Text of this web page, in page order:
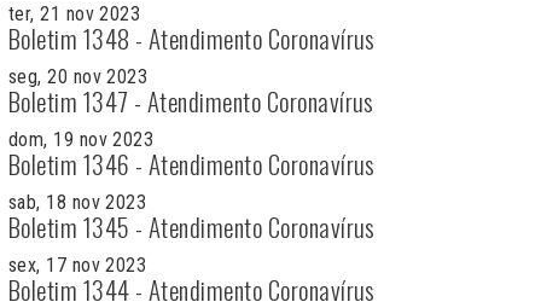
ter, 21 nov 2023
Boletim 1348 - Atendimento Coronavírus
seg, 20 nov 2023
Boletim 1347 - Atendimento Coronavírus
dom, 19 nov 2023
Boletim 1346 - Atendimento Coronavírus
sab, 18 nov 2023
Boletim 1345 - Atendimento Coronavírus
sex, 17 nov 2023
Boletim 1344 - Atendimento Coronavírus